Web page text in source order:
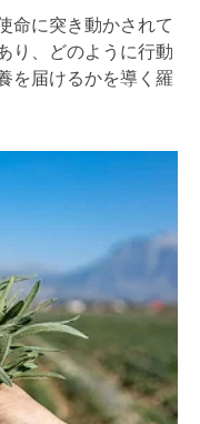
命に突き動かされて
り、どのように行動
を届けるかを導く羅